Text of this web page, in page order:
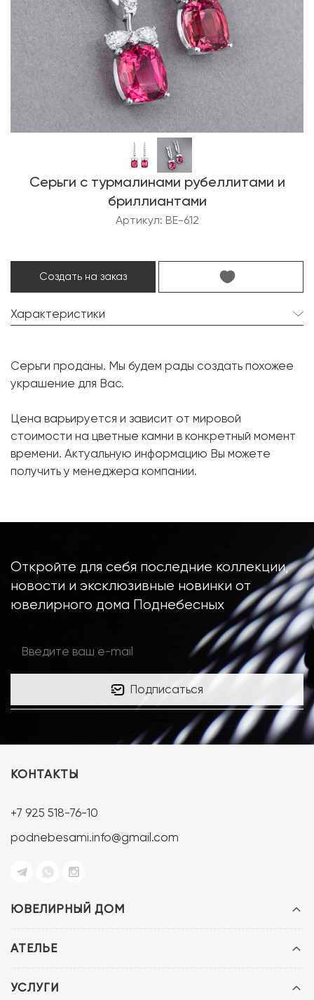
Серьги с турмалинами рубеллитами и
бриллиантами
Артикул: BE-612
Создать на заказ
Характеристики
Форма огранки:
Кушон
Форма огранки:
Бриллиант:
16 шт. 0.62 карат.
Форма огранки:
Серьги проданы. Мы будем рады создать похожее
украшение для Вас.
Цена варьируется и зависит от мировой
стоимости на цветные камни в конкретный момент
времени. Актуальную информацию Вы можете
получить у менеджера компании.
Откройте для себя последние коллекции,
новости и эксклюзивные новинки от
ювелирного дома Поднебесных
Подписаться
ЮВЕЛИРНЫЙ ДОМ
АТЕЛЬЕ
УСЛУГИ
КОНТАКТЫ
+7 925 518-76-10
podnebesami.info@gmail.com